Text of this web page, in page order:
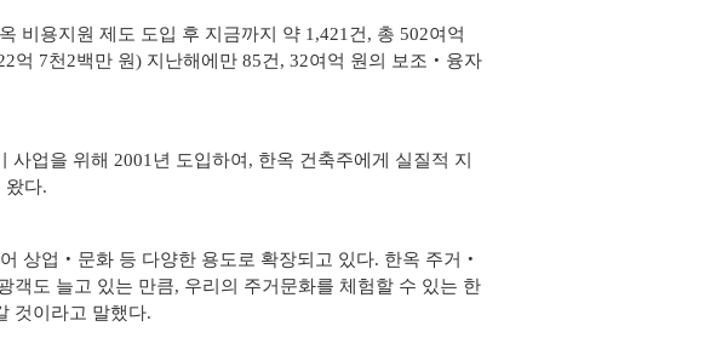
비용지원 제도 도입 후 지금까지 약 1,421건, 총 502여억
억 7천2백만 원) 지난해에만 85건, 32여억 원의 보조‧융자
사업을 위해 2001년 도입하여, 한옥 건축주에게 실질적 지
왔다.
상업‧문화 등 다양한 용도로 확장되고 있다. 한옥 주거‧
객도 늘고 있는 만큼, 우리의 주거문화를 체험할 수 있는 한
것이라고 말했다.